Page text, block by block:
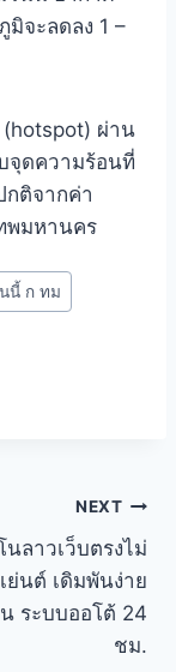
จะลดลง 1 –
ผ่าน
จุดความร้อนที่
กติจากค่า
พมหานคร
นี้ ก ทม
NEXT
นลาวเว็บตรงไม่
ย่นต์ เดิมพันง่าย
ระบบออโต้ 24
ชม.